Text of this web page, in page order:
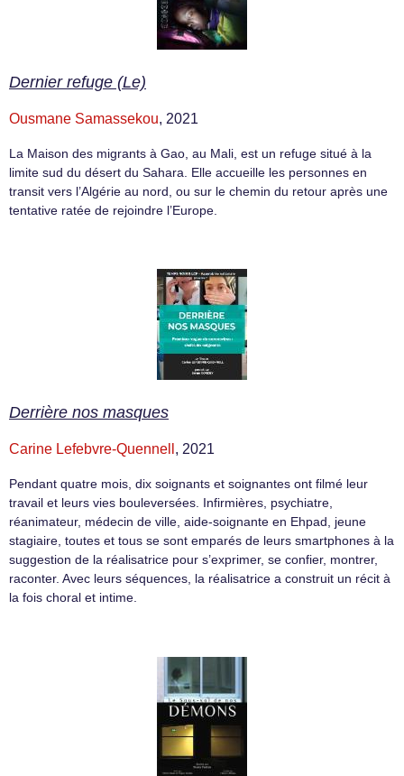
Dernier refuge (Le)
Ousmane Samassekou, 2021
La Maison des migrants à Gao, au Mali, est un refuge situé à la
limite sud du désert du Sahara. Elle accueille les personnes en
transit vers l’Algérie au nord, ou sur le chemin du retour après une
tentative ratée de rejoindre l’Europe.
Derrière nos masques
Carine Lefebvre-Quennell , 2021
Pendant quatre mois, dix soignants et soignantes ont filmé leur
travail et leurs vies bouleversées. Infirmières, psychiatre,
réanimateur, médecin de ville, aide-soignante en Ehpad, jeune
stagiaire, toutes et tous se sont emparés de leurs smartphones à la
suggestion de la réalisatrice pour s’exprimer, se confier, montrer,
raconter. Avec leurs séquences, la réalisatrice a construit un récit à
la fois choral et intime.